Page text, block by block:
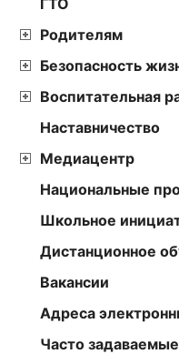
Родителям
Безопасность
Воспитательная
Наставничество
Медиацентр
Национальные
Школьное
Дистанционное
Вакансии
Адреса
Часто